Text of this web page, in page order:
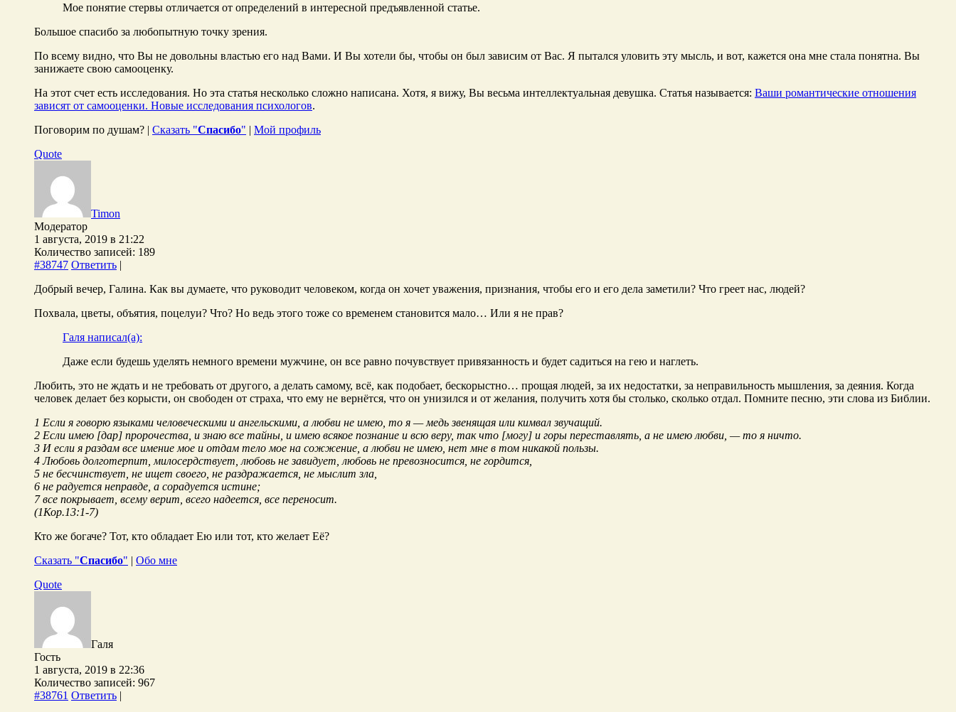
Мое понятие стервы отличается от определений в интересной предъявленной статье.
Большое спасибо за любопытную точку зрения.
По всему видно, что Вы не довольны властью его над Вами. И Вы хотели бы, чтобы он был зависим от Вас. Я пытался уловить эту мысль, и вот, кажется она мне стала понятна. Вы
занижаете свою самооценку.
На этот счет есть исследования. Но эта статья несколько сложно написана. Хотя, я вижу, Вы весьма интеллектуальная девушка. Статья называется: Ваши романтические отношения
зависят от самооценки. Новые исследования психологов.
Поговорим по душам? | Сказать "Спасибо" | Мой профиль
Quote
Timon
Модератор
1 августа, 2019 в 21:22
Количество записей: 189
#38747 Ответить |
Добрый вечер, Галина. Как вы думаете, что руководит человеком, когда он хочет уважения, признания, чтобы его и его дела заметили? Что греет нас, людей?
Похвала, цветы, объятия, поцелуи? Что? Но ведь этого тоже со временем становится мало… Или я не прав?
Галя написал(а):
Даже если будешь уделять немного времени мужчине, он все равно почувствует привязанность и будет садиться на гею и наглеть.
Любить, это не ждать и не требовать от другого, а делать самому, всё, как подобает, бескорыстно… прощая людей, за их недостатки, за неправильность мышления, за деяния. Когда
человек делает без корысти, он свободен от страха, что ему не вернётся, что он унизился и от желания, получить хотя бы столько, сколько отдал. Помните песню, эти слова из Библии.
1 Если я говорю языками человеческими и ангельскими, а любви не имею, то я — медь звенящая или кимвал звучащий.
2 Если имею [дар] пророчества, и знаю все тайны, и имею всякое познание и всю веру, так что [могу] и горы переставлять, а не имею любви, — то я ничто.
3 И если я раздам все имение мое и отдам тело мое на сожжение, а любви не имею, нет мне в том никакой пользы.
4 Любовь долготерпит, милосердствует, любовь не завидует, любовь не превозносится, не гордится,
5 не бесчинствует, не ищет своего, не раздражается, не мыслит зла,
6 не радуется неправде, а сорадуется истине;
7 все покрывает, всему верит, всего надеется, все переносит.
(1Кор.13:1-7)
Кто же богаче? Тот, кто обладает Ею или тот, кто желает Её?
Сказать "Спасибо" | Обо мне
Quote
Галя
Гость
1 августа, 2019 в 22:36
Количество записей: 967
#38761 Ответить |